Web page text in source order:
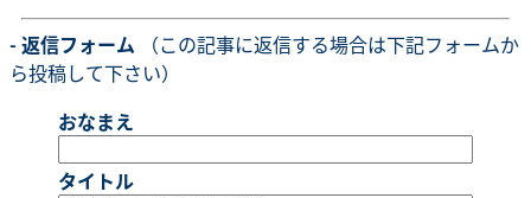
- 返信フォーム （この記事に返信する場合は下記フォームか
ら投稿して下さい）
おなまえ
タイトル